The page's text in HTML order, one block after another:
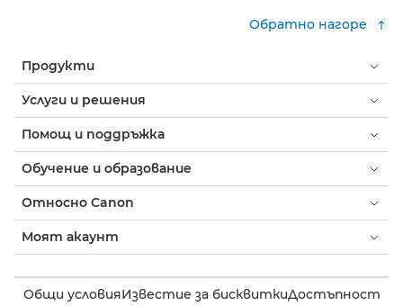
Обратно нагоре
Продукти
Услуги и решения
Помощ и поддръжка
Обучение и образование
Относно Canon
Моят акаунт
Общи условияИзвестие за бисквиткиДостъпност